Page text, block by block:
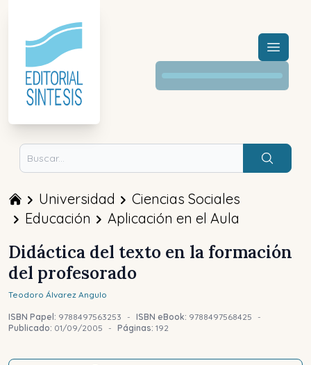
Menú
Buscar
Universidad
Ciencias Sociales
Educación
Aplicación en el Aula
Didáctica del texto en la formación
del profesorado
Teodoro Álvarez Angulo
ISBN Papel: 9788497563253 - ISBN eBook: 9788497568425
-
Publicado: 01/09/2005 - Páginas: 192